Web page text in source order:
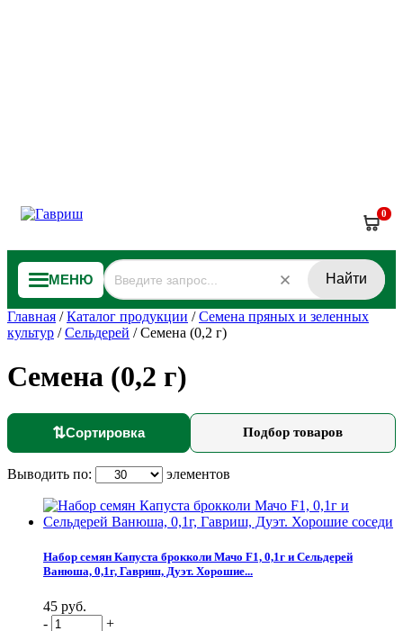
0
МЕНЮ Найти
Главная /Каталог продукции /Семена пряных и зеленных
культур /Сельдерей /Семена (0,2 г)
Семена (0,2 г)
⇅Сортировка Подбор товаров
Выводить по: элементов
Набор семян Капуста брокколи Мачо F1, 0,1г и Сельдерей
Ванюша, 0,1г, Гавриш, Дуэт. Хорошие...
45 руб.
-
+